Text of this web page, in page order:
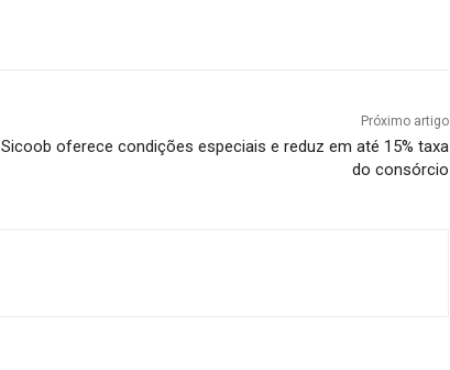
Próximo artigo
Sicoob oferece condições especiais e reduz em até 15% taxa
do consórcio